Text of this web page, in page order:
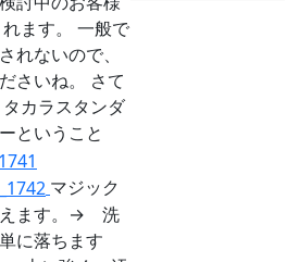
ます。 一般で
れないので、
さいね。 さて
カラスタンダ
ということ
マジック
えます。→ 洗
に落ちます